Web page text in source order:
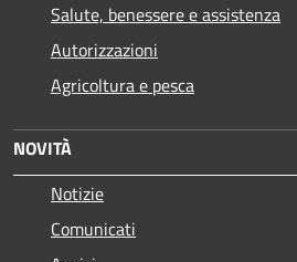
Salute, benessere e assistenza
Autorizzazioni
Agricoltura e pesca
NOVITÀ
Notizie
Comunicati